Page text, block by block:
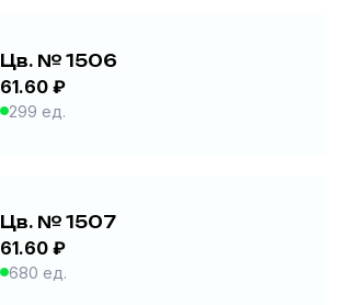
Цв. № 1506
61.60 ₽
299 ед.
Цв. № 1507
61.60 ₽
680 ед.